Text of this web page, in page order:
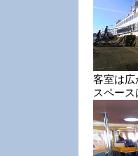
客室は広
スペース